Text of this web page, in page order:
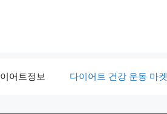
어트정보 다이어트 건강 운동 마켓